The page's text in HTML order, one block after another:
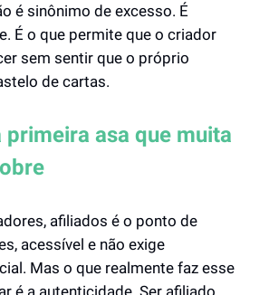
é sinônimo de excesso. É
É o que permite que o criador
sem sentir que o próprio
de cartas.
asa que muita
afiliados é o ponto de
acessível e não exige
Mas o que realmente faz esse
é a autenticidade. Ser afiliado